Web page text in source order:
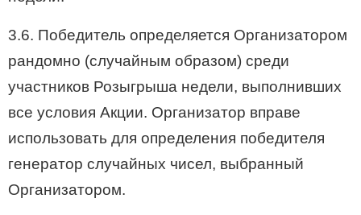
3.6. Победитель определяется Организатором
рандомно (случайным образом) среди
участников Розыгрыша недели, выполнивших
все условия Акции. Организатор вправе
использовать для определения победителя
генератор случайных чисел, выбранный
Организатором.